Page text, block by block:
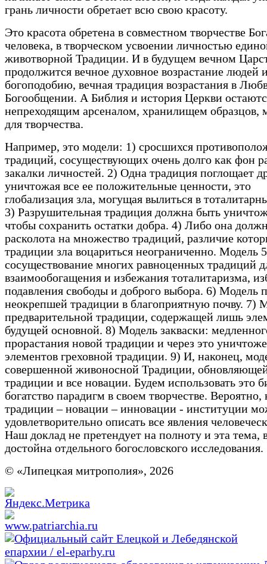
грань личности обретает всю свою красоту.
Это красота обретена в совместном творчестве
человека, в творческом усвоении личностью
животворной Традиции. И в будущем вечном
продолжится вечное духовное возрастание людей
богоподобию, вечная традиция возрастания в
Богообщении. А Библия и история Церкви
непреходящим арсеналом, хранилищем образцов,
для творчества.
Например, это модели: 1) сросшихся
традиций, сосуществующих очень долго как фон
закалки личностей. 2) Одна традиция поглощает
уничтожая все ее положительные ценности, это
глобализация зла, могущая вылиться в
3) Разрушительная традиция должна быть
чтобы сохранить остатки добра. 4) Либо она
расколота на множество традиций, различие
традиции зла воцариться неограниченно. Модель
сосуществование многих равноценных традиций
взаимообогащения и избежания тоталитаризма,
подавления свободы и доброго выбора. 6) Модель
неокрепшей традиции в благоприятную почву. 7)
предварительной традиции, содержащей лишь
будущей основной. 8) Модель закваски:
прорастания новой традиции и через это
элементов греховной традиции. 9) И, наконец,
совершенной живоносной Традиции,
традиции и все новации. Будем использовать это
богатство парадигм в своем творчестве. Вероятно,
традиции – новации – инновации - институции
удовлетворительно описать все явления
Наш доклад не претендует на полноту и эта тема,
достойна отдельного богословского исследования.
© «Липецкая митрополия», 2026